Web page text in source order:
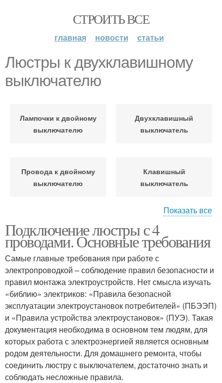
СТРОИТЬ ВСЕ
главная новости статьи
Люстры к двухклавишному
выключателю
Лампочки к двойному
выключателю
Двухклавишный
выключатель
Провода к двойному
выключателю
Клавишный
выключатель
двухклавишным
выключателем
Провода на люстре
Подключение к
двойному
выключателю
Показать все
Подключение люстры с 4
проводами. Основные требования
Самые главные требования при работе с
электропроводкой – соблюдение правил безопасности и
правил монтажа электроустройств. Нет смысла изучать
«библию» электриков: «Правила безопасной
эксплуатации электроустановок потребителей» (ПБЭЭП)
и «Правила устройства электроустановок» (ПУЭ). Такая
документация необходима в основном тем людям, для
которых работа с электроэнергией является основным
родом деятельности. Для домашнего ремонта, чтобы
соединить люстру с выключателем, достаточно знать и
соблюдать несложные правила.